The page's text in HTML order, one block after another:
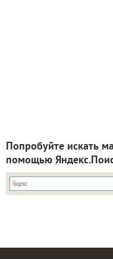
Попробуйте искать
помощью